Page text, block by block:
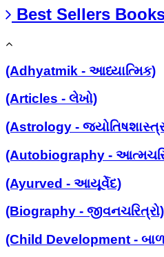
Best Sellers
(Adhyatmik - આધ્યાત્મિક)
(Articles - લેખો)
(Astrology -
(Autobiography -
(Ayurved - આયૂર્વેદ)
(Biography - જીવનચરિત્રો)
(Child Development - બાળ